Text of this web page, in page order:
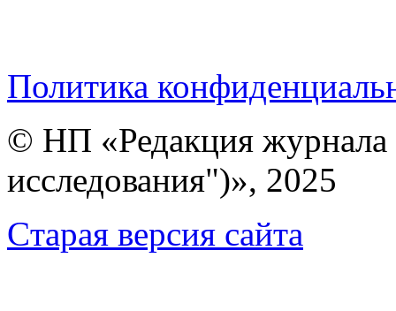
Политика
© НП «Редакция
исследования")», 2025
Cтарая версия сайта